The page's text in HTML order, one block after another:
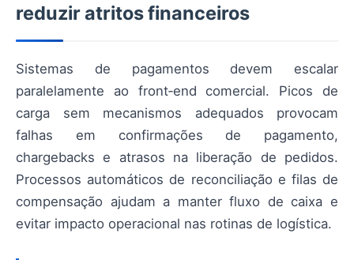
reduzir atritos financeiros
Sistemas de pagamentos devem escalar
paralelamente ao front‑end comercial. Picos de
carga sem mecanismos adequados provocam
falhas em confirmações de pagamento,
chargebacks e atrasos na liberação de pedidos.
Processos automáticos de reconciliação e filas de
compensação ajudam a manter fluxo de caixa e
evitar impacto operacional nas rotinas de logística.